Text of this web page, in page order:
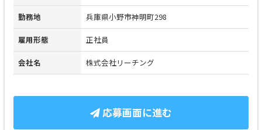
勤務地 兵庫県小野市神明町298
雇用形態 正社員
会社名 株式会社リーチング
応募画面に進む